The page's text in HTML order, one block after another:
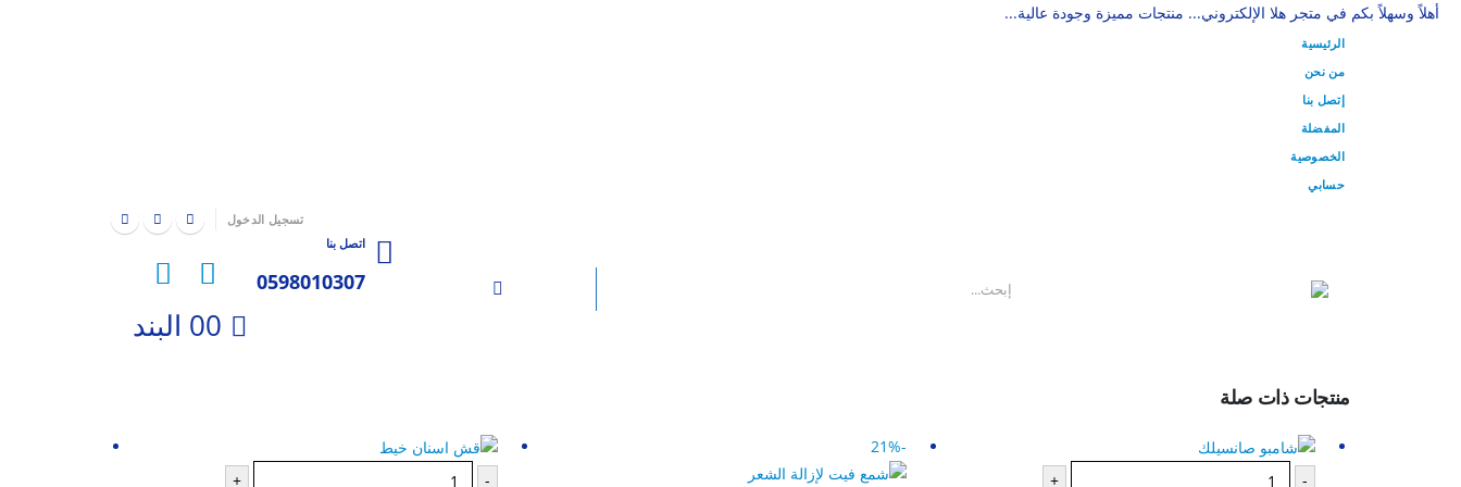
أهلاً وسهلاً بكم في متجر هلا الإلكتروني... منتجات مميزة وجودة عالية...
الرئيسية
من نحن
إتصل بنا
المفضلة
الخصوصية
حسابي
تسجيل الدخول
اتصل بنا
0598010307
00 البند
منتجات ذات صلة
-
+
-21%
-
+